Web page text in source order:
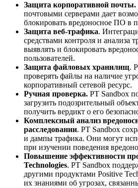
Защита корпоративной почты.
почтовыми серверами дает
блокировать вредоносное ПО в
Защита веб-трафика.
средствами контроля и анализа
выявлять и блокировать
пользователей.
Защита файловых хранилищ.
проверять файлы на наличие
корпоративный сетевой ресурс.
Ручная проверка. PT Sandbox
загрузить подозрительный
получить вердикт о его
Комплексный анализ
расследовании. PT Sandbox
и дампы трафика. Они могут
при изучении поведения
Повышение эффективности
Technologies. PT Sandbox
другими продуктами Positive
их знаниями об угрозах,